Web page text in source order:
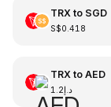
TRXto SGD
S$0.418
TRXto AED
د.إ1.2